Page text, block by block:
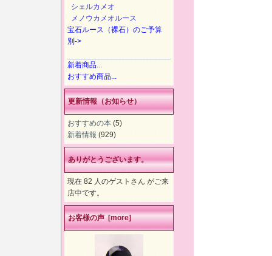
シェルカメオ
メノウカメオルース
宝石ルース（裸石）のご予算
別->
新着商品...
おすすめ商品...
更新情報（お知らせ）
おすすめの本 (5)
新着情報 (929)
ありがとうございます。
現在 82 人のゲストさん がご来
店中です。
お客様の声 [more]